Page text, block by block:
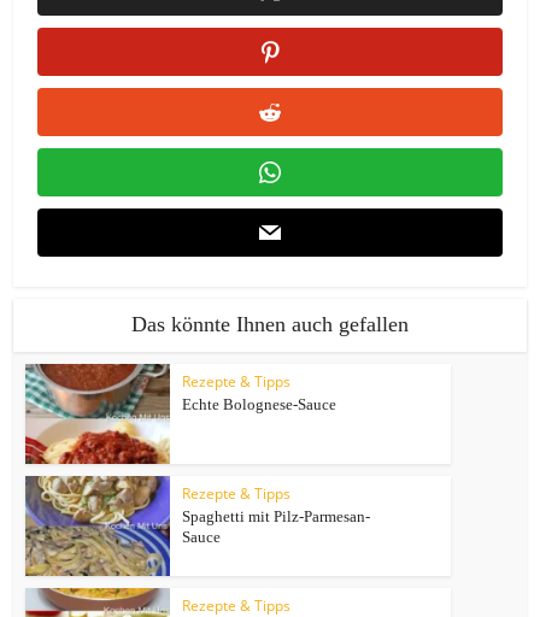
Das könnte Ihnen auch gefallen
Rezepte & Tipps
Echte Bolognese-Sauce
Rezepte & Tipps
Spaghetti mit Pilz-Parmesan-
Sauce
Rezepte & Tipps